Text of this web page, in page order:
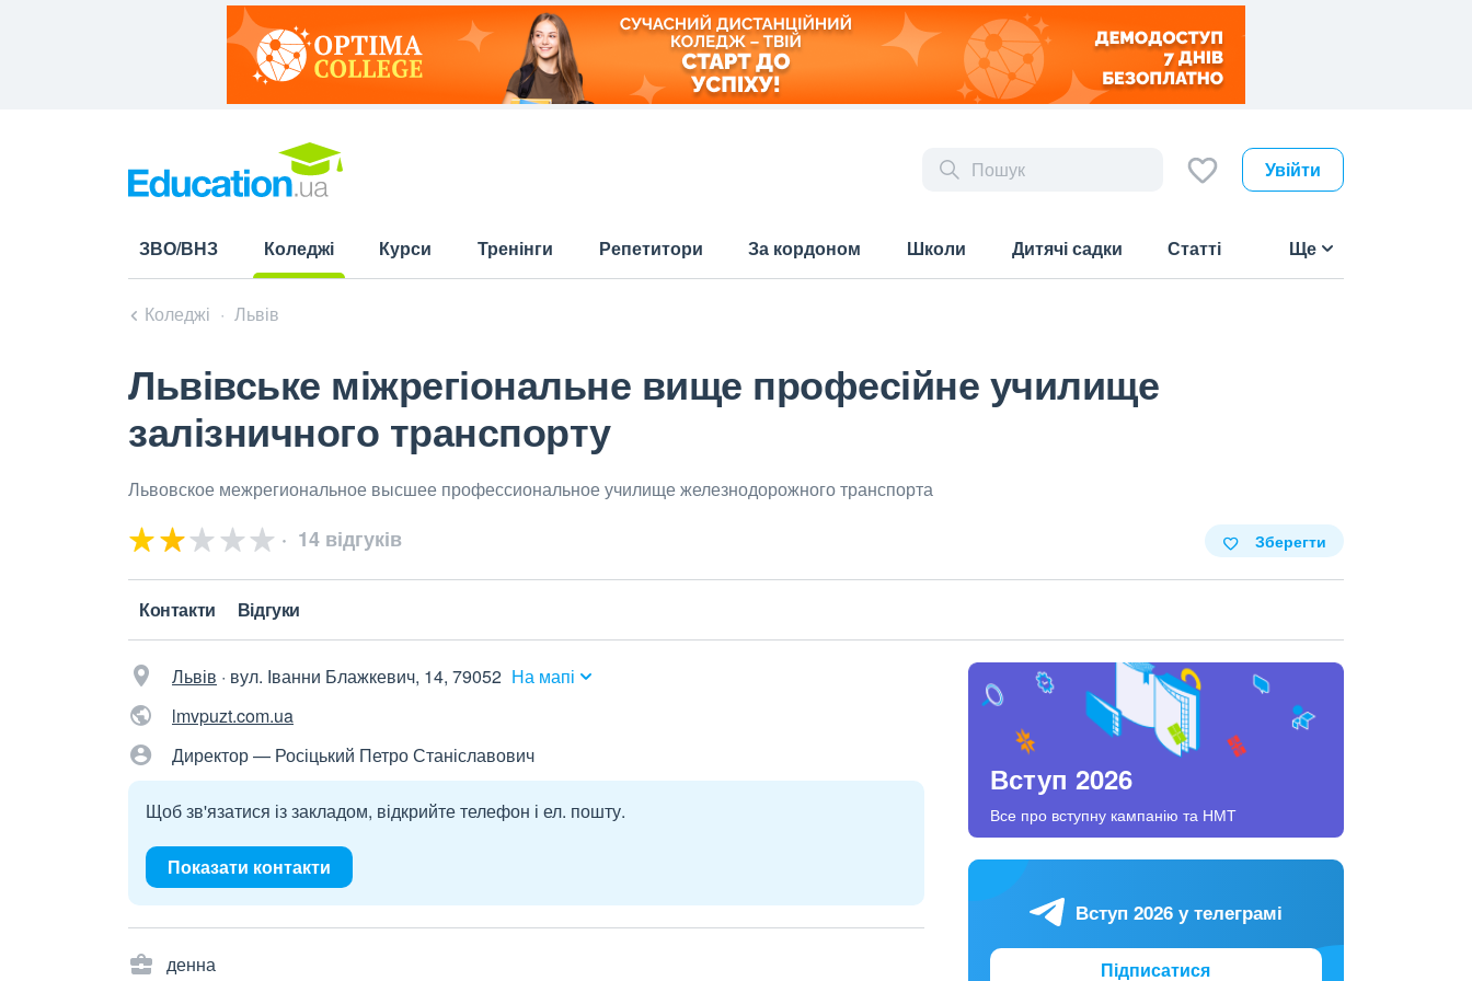
Увійти
ЗВО/ВНЗ
Коледжі
Курси Тренінги Репетитори За кордоном Школи Дитячі садки Статті Ще
Коледжі Львів
Львівське міжрегіональне вище професійне училище
залізничного транспорту
Львовское межрегиональное высшее профессиональное училище железнодорожного транспорта
14 відгуків Зберегти
Контакти Відгуки
Львів · вул. Іванни Блажкевич, 14, 79052 На мапі
lmvpuzt.com.ua
Директор — Росіцький Петро Станіславович
Щоб зв'язатися із закладом, відкрийте телефон і ел. пошту.
Показати контакти
денна
Вступ 2026
Все про вступну кампанію та НМТ
Вступ 2026 у телеграмі
Підписатися